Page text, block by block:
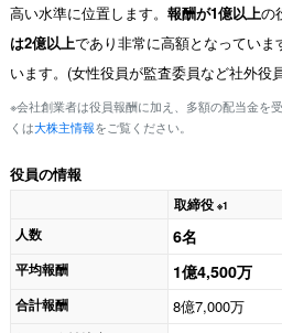
高い水準に位置します。 報酬が1億以上の
は2億以上であり非常に高額となってい
います。(女性役員が監査委員など社外役
※会社創業者は役員報酬に加え、多額の配当金を
くは大株主情報をご覧ください。
役員の情報
取締役 ※1
人数 6名
平均報酬 1億4,500万
合計報酬 8億7,000万